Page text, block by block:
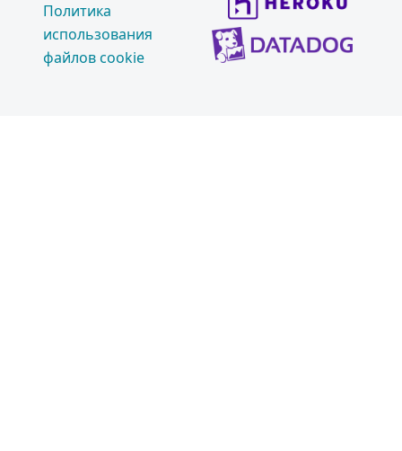
Политика
использования
файлов cookie